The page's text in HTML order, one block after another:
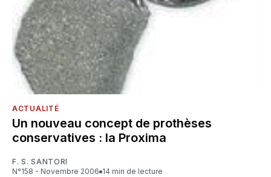
ACTUALITÉ
Un nouveau concept de prothèses
conservatives : la Proxima
F. S. SANTORI
N°158 - Novembre 2006
14 min de lecture